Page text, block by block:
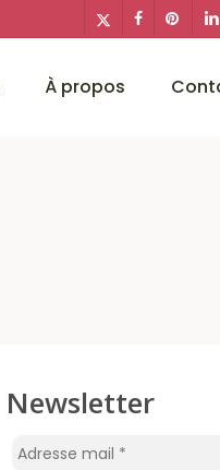
x-
twitter
facebookpinterest
À propos
Newsletter